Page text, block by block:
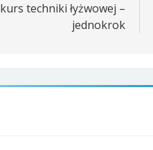
techniki łyżwowej –
jednokrok